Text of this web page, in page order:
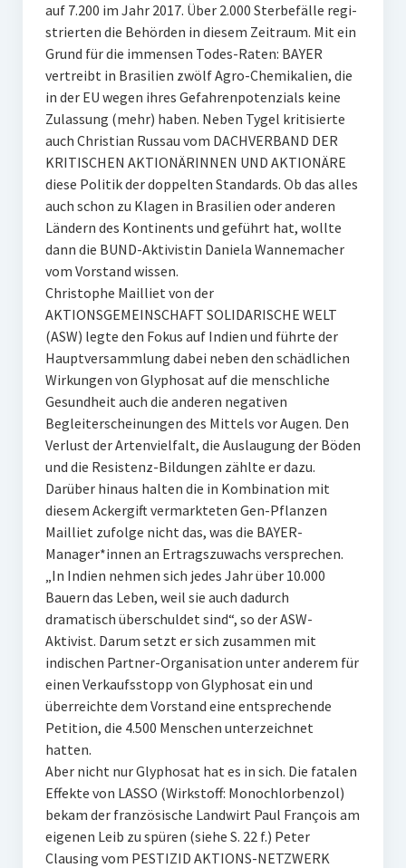
auf 7.200 im Jahr 2017. Über 2.000 Sterbefälle regi-
strierten die Behörden in diesem Zeitraum. Mit ein
Grund für die immensen Todes-Raten: BAYER
vertreibt in Brasilien zwölf Agro-Chemikalien, die
in der EU wegen ihres Gefahrenpotenzials keine
Zulassung (mehr) haben. Neben Tygel kritisierte
auch Christian Russau vom DACHVERBAND DER
KRITISCHEN AKTIONÄRINNEN UND AKTIONÄRE
diese Politik der doppelten Standards. Ob das alles
auch schon zu Klagen in Brasilien oder anderen
Ländern des Kontinents und geführt hat, wollte
dann die BUND-Aktivistin Daniela Wannemacher
vom Vorstand wissen.
Christophe Mailliet von der
AKTIONSGEMEINSCHAFT SOLIDARISCHE WELT
(ASW) legte den Fokus auf Indien und führte der
Hauptversammlung dabei neben den schädlichen
Wirkungen von Glyphosat auf die menschliche
Gesundheit auch die anderen negativen
Begleiterscheinungen des Mittels vor Augen. Den
Verlust der Artenvielfalt, die Auslaugung der Böden
und die Resistenz-Bildungen zählte er dazu.
Darüber hinaus halten die in Kombination mit
diesem Ackergift vermarkteten Gen-Pflanzen
Mailliet zufolge nicht das, was die BAYER-
Manager*innen an Ertragszuwachs versprechen.
„In Indien nehmen sich jedes Jahr über 10.000
Bauern das Leben, weil sie auch dadurch
dramatisch überschuldet sind“, so der ASW-
Aktivist. Darum setzt er sich zusammen mit
indischen Partner-Organisation unter anderem für
einen Verkaufsstopp von Glyphosat ein und
überreichte dem Vorstand eine entsprechende
Petition, die 4.500 Menschen unterzeichnet
hatten.
Aber nicht nur Glyphosat hat es in sich. Die fatalen
Effekte von LASSO (Wirkstoff: Monochlorbenzol)
bekam der französische Landwirt Paul François am
eigenen Leib zu spüren (siehe S. 22 f.) Peter
Clausing vom PESTIZID AKTIONS-NETZWERK